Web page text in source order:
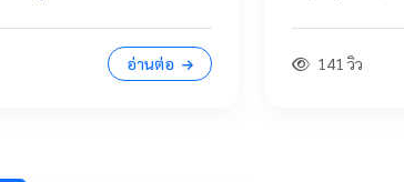
อ่านต่อ
text-decoration:
141 วิว